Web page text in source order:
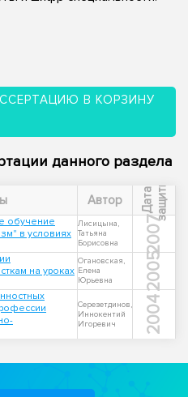
В КОРЗИНУ
данного раздела
Автор Д
а
т
а
з
а
щ
и
т ы
обучение
в условиях
Лисицына,
Татьяна
Борисовна
2007
на уроках
Огановская,
Елена
Юрьевна
2005
Серезетдинов,
Иннокентий
Игоревич
2004